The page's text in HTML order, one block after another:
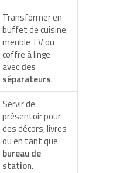
Transformer en
buffet de cuisine,
meuble TV ou
coffre à linge
avecdes
séparateurs.
Servir de
présentoir pour
des décors, livres
ou en tant que
bureau de
station.